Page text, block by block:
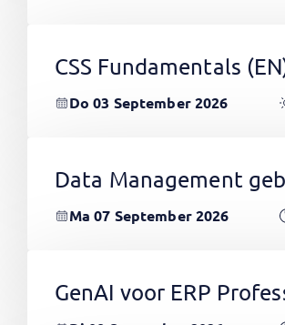
CSS Fundamentals
Do 03 September 2026
Data Management
Ma 07 September 2026
GenAI voor ERP